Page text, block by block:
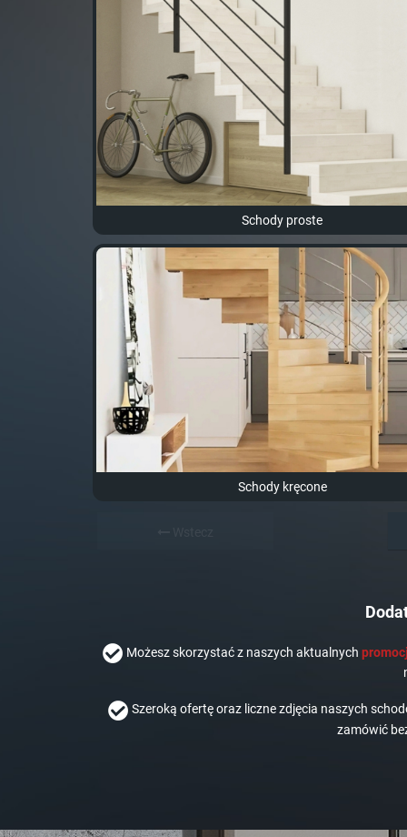
Schody proste
Schody kręcone
Możesz skorzystać z naszych aktualnych
Szeroką ofertę oraz liczne zdjęcia naszych
zamówić